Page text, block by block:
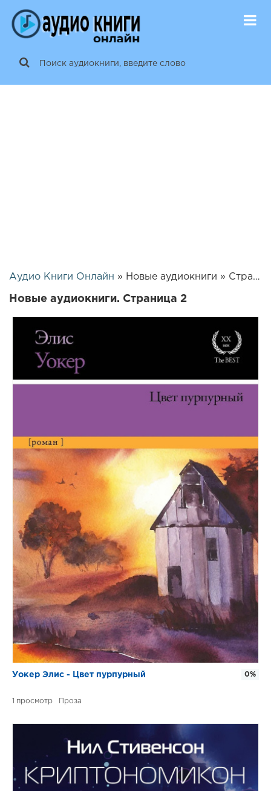
Аудио Книги Онлайн » Новые аудиокниги » Страница 2
Новые аудиокниги. Страница 2
Уокер Элис - Цвет пурпурный
1 Проза
0%